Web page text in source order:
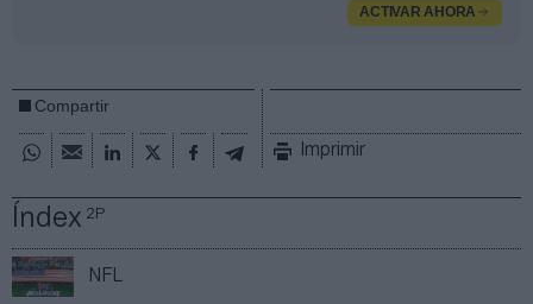
Índex2P
NFL
ACTIVAR AHORA
Compartir
Imprimir